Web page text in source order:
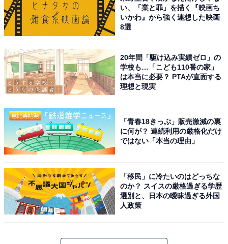
ゆりこ：いや、もうトゥバ（TOMORROW X
TOGETHER）は最高でしたよ。今回の目的の1つでもあ
りました。あとマイブームのNewJeansは絶対に見てお
きたいと思っていて。でも、ライブの模様に関しては他
の記者さんやファンの皆さんの熱いレポートを読んでも
ろて（いきなり丸投げ！）。今回はあえてライブ”外”の
お話をしたいなと。いろいろ気付いたことがあったんで
すよ。
話になるかと思ってたんですが。ライブの外って、つま
り先ほどおっしゃっていたブース周りのことです
か？
い、「業と罪」を描く『映画ち
いかわ』から強く連想した映画
8選
20年間「駆け込み実績ゼロ」の
学校も…「こども110番の家」
は本当に必要？ PTAが直面する
理想と現実
「青春18きっぷ」販売激減の裏
に何が？ 連続利用の厳格化だけ
ではない「本当の理由」
「移民」に冷たいのはどっちな
のか？ スイスの厳格過ぎる学歴
選別と、日本の曖昧過ぎる外国
人政策